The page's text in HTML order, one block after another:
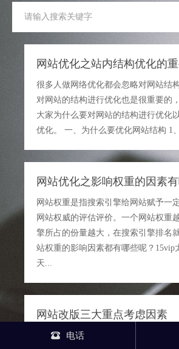
网站优化之站内结构优化的
很多人做网络优化都会忽略对网站结
对网站的结构进行优化也是很重要的
大家为什么要对网站的结构进行优化
优化。 一、为什么要优化网站结构 1
网站优化之影响权重的因素有
网站权重是指搜索引擎给网站赋予一
网站权威的评估评价。一个网站权重
擎所占的份量越大，在搜索引擎排名
站权重的影响因素都有哪些呢？15vip
天...
网站改版三大重点考虑因素
企业网站随着企业的发展到一定的阶
 电话